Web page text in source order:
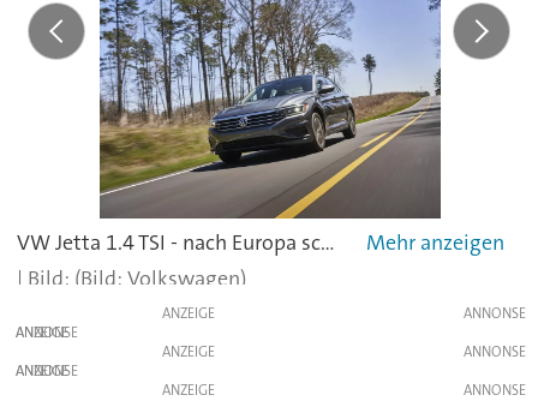
VW Jetta 1.4 TSI - nach Europa schafft er es nicht mehr.
(Bild: Volkswagen)
ANZEIGE
ANZEIGE
ANZEIGE
ANZEIGE
ANZEIGE